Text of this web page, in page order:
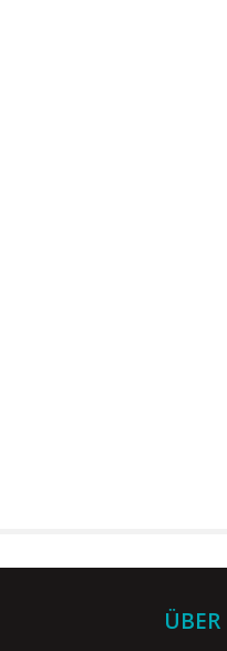
ÜBER